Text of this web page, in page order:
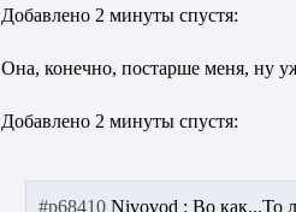
Добавлено 2 минуты спустя:
Она, конечно, постарше меня, ну
Добавлено 2 минуты спустя:
#p68410 Nivovod : Во как...То